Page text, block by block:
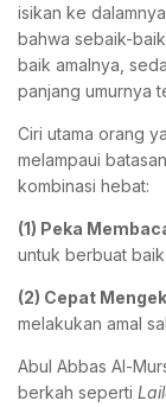
isikan ke
bahwa sebaik-
baik amalnya,
panjang umurnya
Ciri utama orang
melampaui
kombinasi hebat:
(1) Peka
untuk berbuat
(2) Cepat
melakukan amal
Abul Abbas Al-
berkah seperti